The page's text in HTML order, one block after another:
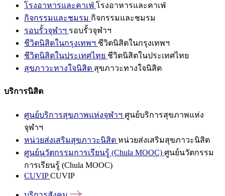
โรงอาหารและคาเฟ่ โรงอาหารและคาเฟ่
กิจกรรมและชมรม กิจกรรมและชมรม
รอบรั้วจุฬาฯ รอบรั้วจุฬาฯ
ชีวิตนิสิตในกรุงเทพฯ ชีวิตนิสิตในกรุงเทพฯ
ชีวิตนิสิตในประเทศไทย ชีวิตนิสิตในประเทศไทย
สุขภาวะทางใจนิสิต สุขภาวะทางใจนิสิต
บริการนิสิต
ศูนย์บริการสุขภาพแห่งจุฬาฯ ศูนย์บริการสุขภาพแห่ง
จุฬาฯ
หน่วยส่งเสริมสุขภาวะนิสิต หน่วยส่งเสริมสุขภาวะนิสิต
ศูนย์นวัตกรรมการเรียนรู้ (Chula MOOC) ศูนย์นวัตกรรม
การเรียนรู้ (Chula MOOC)
CUVIPCUVIP